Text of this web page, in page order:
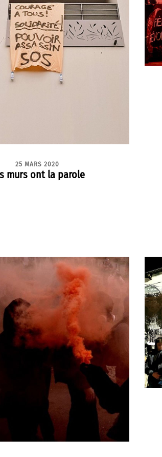
25 MARS 2020
murs ont la parole